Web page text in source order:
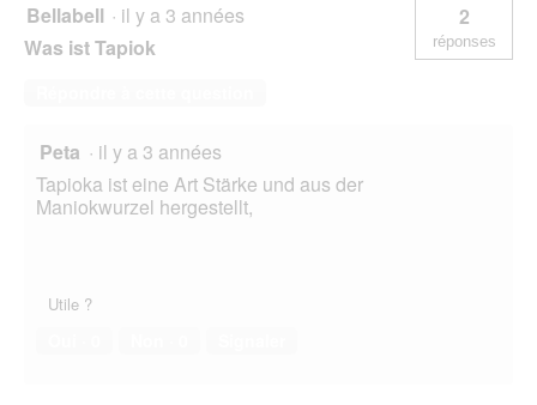
Bellabell · il y a 3 années
Was ist Tapiok
2
réponses
Peta · il y a 3 années
Tapioka ist eine Art Stärke und aus der
Maniokwurzel hergestellt,
Utile ?